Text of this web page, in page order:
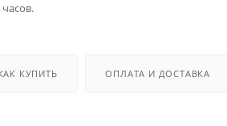
часов.
КУПИТЬ ОПЛАТА И ДОСТАВКА